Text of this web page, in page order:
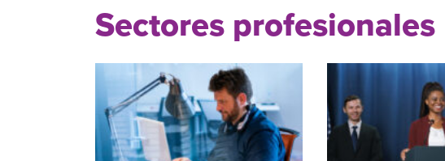
Sectores profesionales